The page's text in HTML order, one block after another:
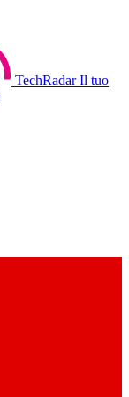
TechRadar Il tuo